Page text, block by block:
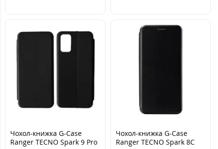
Чохол-книжка G-Case
Ranger TECNO Spark 9 Pro
Чохол-книжка G-Case
Ranger TECNO Spark 8C